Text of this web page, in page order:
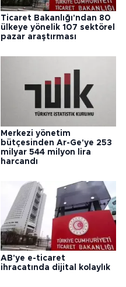
Ticaret Bakanlığı'ndan 80
ülkeye yönelik 107 sektörel
pazar araştırması
Merkezi yönetim
bütçesinden Ar-Ge'ye 253
milyar 544 milyon lira
harcandı
AB'ye e-ticaret
ihracatında dijital kolaylık